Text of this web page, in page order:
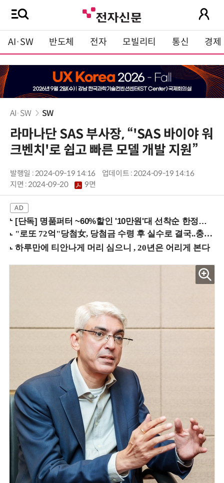
AI·SW 반도체 전자 모빌리티 통신 경제
AI·SW SW
라마나단 SAS 부사장, “'SAS 바이야 워
크벤치'로 쉽고 빠른 모델 개발 지원”
발행일 : 2024-09-19 14:16
업데이트 : 2024-09-19 14:16
지면 :2024-09-20 9면
[단독] 명품퍼터 ~60%할인 '10만원'대 선착순 한정판매!